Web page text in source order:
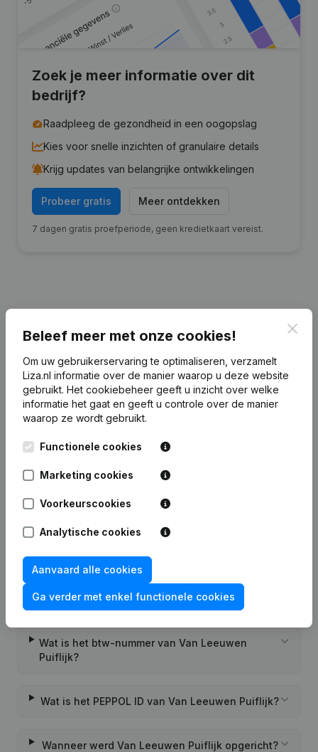
Zoek je meer informatie over dit
bedrijf?
Raadpleeg de gezondheid in een oogopslag
Kies voor snelle inzichten of granulaire details
Krijg updates van belangrijke ontwikkelingen
Probeer gratis Meer ontdekken
7 dagen gratis proefperiode, geen kredietkaart vereist.
Puiflijk
2024 2023 2022
vermogen
€4.628.356
Wat is het KVK-nummer van Van Leeuwen
Puiflijk?
Wat is het btw-nummer van Van Leeuwen
Puiflijk?
Wat is het PEPPOL ID van Van Leeuwen Puiflijk?
Wanneer werd Van Leeuwen Puiflijk opgericht?
Beleef meer met onze cookies!
Om uw gebruikerservaring te optimaliseren, verzamelt
Liza.nl informatie over de manier waarop u deze website
gebruikt. Het cookiebeheer geeft u inzicht over welke
informatie het gaat en geeft u controle over de manier
waarop ze wordt gebruikt.
Functionele cookies
Marketing cookies
Voorkeurscookies
Analytische cookies
Aanvaard alle cookies
Ga verder met enkel functionele cookies